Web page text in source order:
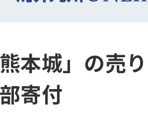
熊本城」の売
寄付